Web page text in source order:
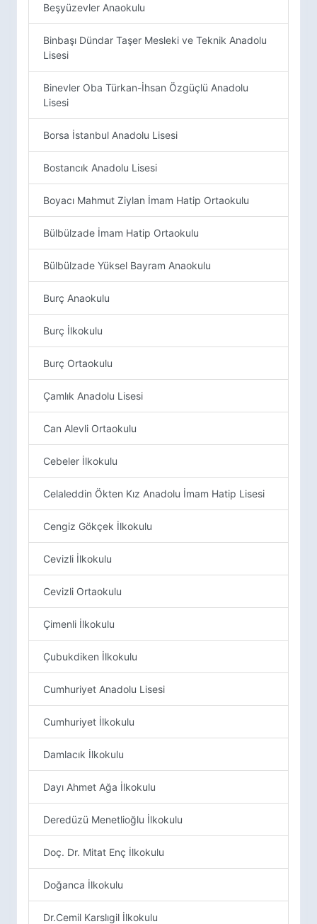
Beşyüzevler Anaokulu
Binbaşı Dündar Taşer Mesleki ve Teknik Anadolu
Lisesi
Binevler Oba Türkan-İhsan Özgüçlü Anadolu
Lisesi
Borsa İstanbul Anadolu Lisesi
Bostancık Anadolu Lisesi
Boyacı Mahmut Ziylan İmam Hatip Ortaokulu
Bülbülzade İmam Hatip Ortaokulu
Bülbülzade Yüksel Bayram Anaokulu
Burç Anaokulu
Burç İlkokulu
Burç Ortaokulu
Çamlık Anadolu Lisesi
Can Alevli Ortaokulu
Cebeler İlkokulu
Celaleddin Ökten Kız Anadolu İmam Hatip Lisesi
Cengiz Gökçek İlkokulu
Cevizli İlkokulu
Cevizli Ortaokulu
Çimenli İlkokulu
Çubukdiken İlkokulu
Cumhuriyet Anadolu Lisesi
Cumhuriyet İlkokulu
Damlacık İlkokulu
Dayı Ahmet Ağa İlkokulu
Deredüzü Menetlioğlu İlkokulu
Doç. Dr. Mitat Enç İlkokulu
Doğanca İlkokulu
Dr.Cemil Karslıgil İlkokulu